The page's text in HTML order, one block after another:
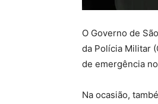
O Governo de
da Polícia Militar
de emergência
Na ocasião,